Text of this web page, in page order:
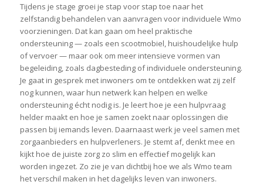
Tijdens je stage groei je stap voor stap toe naar het
zelfstandig behandelen van aanvragen voor individuele Wmo
voorzieningen. Dat kan gaan om heel praktische
ondersteuning — zoals een scootmobiel, huishoudelijke hulp
of vervoer — maar ook om meer intensieve vormen van
begeleiding, zoals dagbesteding of individuele ondersteuning.
Je gaat in gesprek met inwoners om te ontdekken wat zij zelf
nog kunnen, waar hun netwerk kan helpen en welke
ondersteuning écht nodig is. Je leert hoe je een hulpvraag
helder maakt en hoe je samen zoekt naar oplossingen die
passen bij iemands leven. Daarnaast werk je veel samen met
zorgaanbieders en hulpverleners. Je stemt af, denkt mee en
kijkt hoe de juiste zorg zo slim en effectief mogelijk kan
worden ingezet. Zo zie je van dichtbij hoe we als Wmo team
het verschil maken in het dagelijks leven van inwoners.